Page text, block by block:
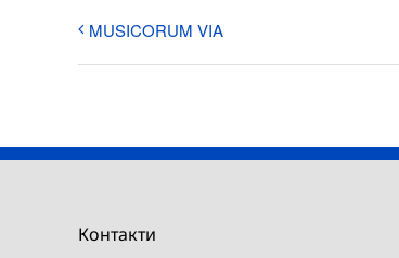
MUSICORUM VIA
Контакти